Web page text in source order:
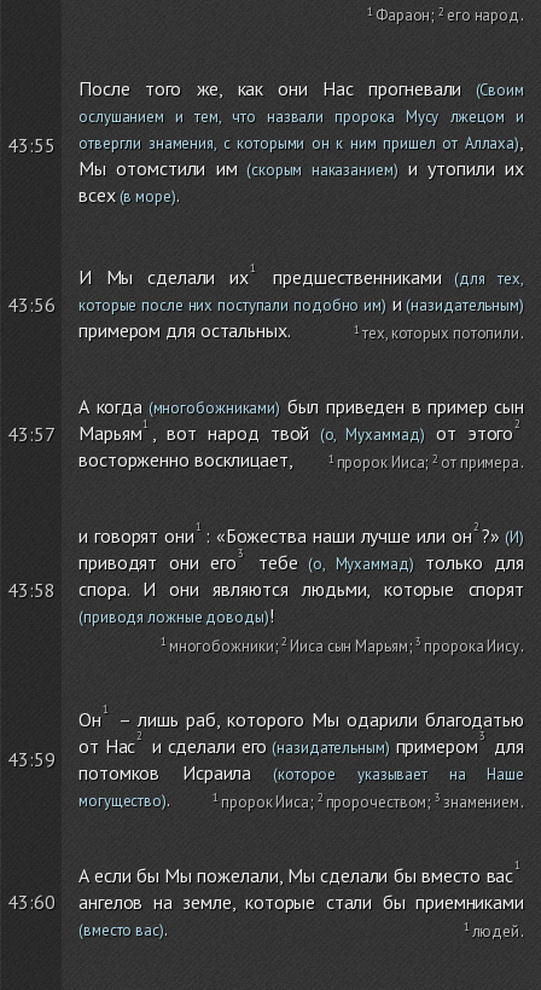
Фараон; его народ.
43:55
После того же, как они Нас прогневали (Своим
ослушанием и тем, что назвали пророка Мусу лжецом и
отвергли знамения, с которыми он к ним пришел от Аллаха),
Мы отомстили им(скорым наказанием)и утопили их
всех(в море).
43:56
И Мы сделали их предшественниками(для тех,
которые после них поступали подобно им)и(назидательным)
примером для остальных. тех, которых потопили.
43:57
А когда (многобожниками) был приведен в пример сын
Марьям , вот народ твой (о, Мухаммад)от этого
восторженно восклицает,
пророк Ииса; от примера.
43:58
и говорят они : «Божества наши лучше или он ?» (И)
приводят они его тебе(о, Мухаммад)только для
спора. И они являются людьми, которые спорят
(приводя ложные доводы)!
многобожники; Ииса сын Марьям; пророка Иису.
43:59
Он
– лишь раб, которого Мы одарили благодатью
от Нас
и сделали его (назидательным)примером
для
потомков Исраила (которое указывает на Наше
могущество). пророк Ииса; пророчеством; знамением.
43:60
А если бы Мы пожелали, Мы сделали бы вместо вас
ангелов на земле, которые стали бы приемниками
(вместо вас). людей.